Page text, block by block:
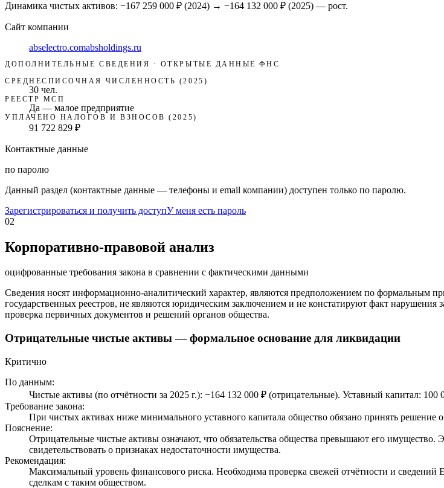
Динамика чистых активов: −167 259 000 ₽ (2024) → −164 132 000 ₽ (2025) — рост.
Сайт компании
abselectro.comabsholdings.ru
ДОПОЛНИТЕЛЬНЫЕ СВЕДЕНИЯ · ОТКРЫТЫЕ ДАННЫЕ ФНС
СРЕДНЕСПИСОЧНАЯ ЧИСЛЕННОСТЬ (2025)
30 чел.
РЕЕСТР МСП
Да — малое предприятие
УПЛАЧЕНО НАЛОГОВ И ВЗНОСОВ (2025)
91 722 829 ₽
Контактные данные
по паролю
Данный раздел (контактные данные — телефоны и email компании) доступен только по паролю.
Зарегистрироваться и получить доступУ меня есть пароль
02
Корпоративно-правовой анализ
оцифрованные требования закона в сравнении с фактическими данными
Сведения носят информационно-аналитический характер, являются предположением по формальным
государственных реестров, не являются юридическим заключением и не констатируют факт нарушения
проверка первичных документов и решений органов общества.
Отрицательные чистые активы — формальное основание для ликвидации
Критично
По данным:
Чистые активы (по отчётности за 2025 г.): −164 132 000 ₽ (отрицательные). Уставный капитал: 100
Требование закона:
При чистых активах ниже минимального уставного капитала общество обязано принять решение
Пояснение:
Отрицательные чистые активы означают, что обязательства общества превышают его
свидетельствовать о признаках недостаточности имущества.
Рекомендация:
Максимальный уровень финансового риска. Необходима проверка свежей отчётности и
сделкам с таким обществом.